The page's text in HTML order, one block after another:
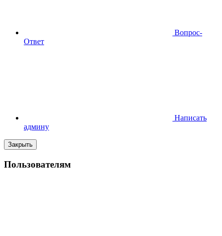
Вопрос-
Ответ
Написать
админу
Закрыть
Пользователям